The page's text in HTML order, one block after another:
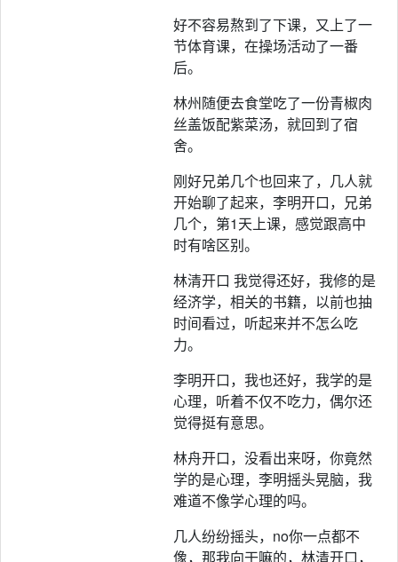
好不容易熬到了下课，又上了一
节体育课，在操场活动了一番
后。
林州随便去食堂吃了一份青椒肉
丝盖饭配紫菜汤，就回到了宿
舍。
刚好兄弟几个也回来了，几人就
开始聊了起来，李明开口，兄弟
几个，第1天上课，感觉跟高中
时有啥区别。
林清开口 我觉得还好，我修的是
经济学，相关的书籍，以前也抽
时间看过，听起来并不怎么吃
力。
李明开口，我也还好，我学的是
心理，听着不仅不吃力，偶尔还
觉得挺有意思。
林舟开口，没看出来呀，你竟然
学的是心理，李明摇头晃脑，我
难道不像学心理的吗。
几人纷纷摇头，no你一点都不
像，那我向干嘛的，林清开口，